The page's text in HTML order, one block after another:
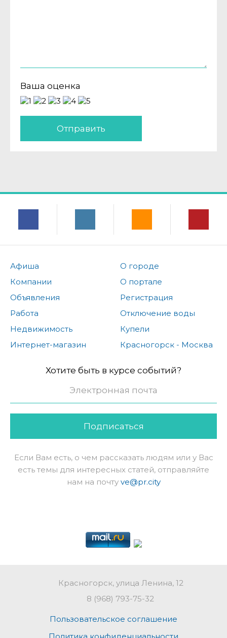
Ваша оценка
Отправить
Афиша
Компании
Объявления
Работа
Недвижимость
Интернет-магазин
О городе
О портале
Регистрация
Отключение воды
Купели
Красногорск - Москва
Хотите быть в курсе событий?
Подписаться
Если Вам есть, о чем рассказать людям или у Вас
есть темы для интересных статей, отправляйте
нам на почту ve@pr.city
Красногорск, улица Ленина, 12
8 (968) 793-75-32
Пользовательское соглашение
Политика конфиденциальности